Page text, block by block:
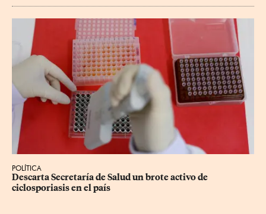
POLÍTICA
Descarta Secretaría de Salud un brote activo de
ciclosporiasis en el país